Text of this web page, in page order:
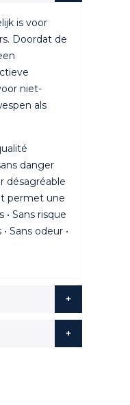
is voor
Doordat de
niet-
als
danger
désagréable
permet une
Sans risque
Sans odeur •